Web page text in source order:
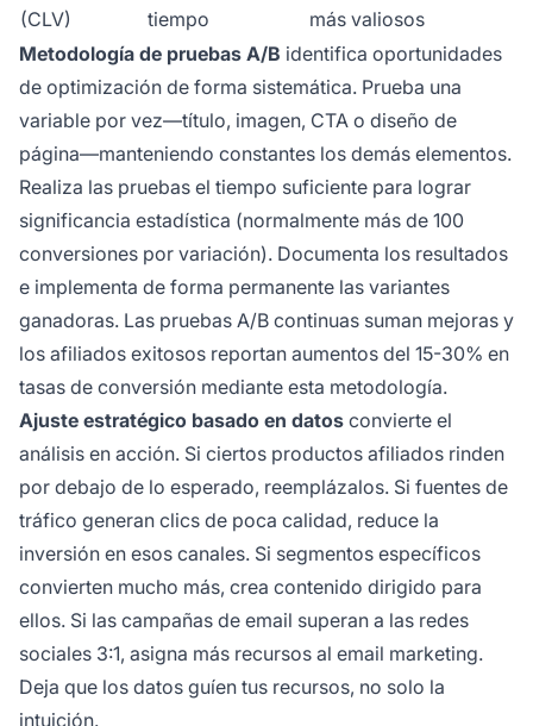
(CLV)
tiempo
más valiosos
Metodología de pruebas A/B identifica oportunidades
de optimización de forma sistemática. Prueba una
variable por vez—título, imagen, CTA o diseño de
página—manteniendo constantes los demás elementos.
Realiza las pruebas el tiempo suficiente para lograr
significancia estadística (normalmente más de 100
conversiones por variación). Documenta los resultados
e implementa de forma permanente las variantes
ganadoras. Las pruebas A/B continuas suman mejoras y
los afiliados exitosos reportan aumentos del 15-30% en
tasas de conversión mediante esta metodología.
Ajuste estratégico basado en datos convierte el
análisis en acción. Si ciertos productos afiliados rinden
por debajo de lo esperado, reemplázalos. Si fuentes de
tráfico generan clics de poca calidad, reduce la
inversión en esos canales. Si segmentos específicos
convierten mucho más, crea contenido dirigido para
ellos. Si las campañas de email superan a las redes
sociales 3:1, asigna más recursos al email marketing.
Deja que los datos guíen tus recursos, no solo la
intuición.